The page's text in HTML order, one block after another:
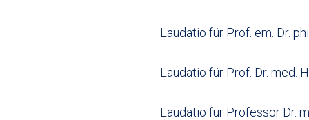
Laudatio für Prof. em. Dr.
Laudatio für Prof. Dr. med.
Laudatio für Professor Dr.